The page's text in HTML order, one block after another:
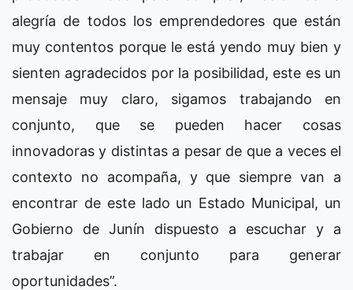
alegría de todos los emprendedores que están
muy contentos porque le está yendo muy bien y
sienten agradecidos por la posibilidad, este es un
mensaje muy claro, sigamos trabajando en
conjunto, que se pueden hacer cosas
innovadoras y distintas a pesar de que a veces el
contexto no acompaña, y que siempre van a
encontrar de este lado un Estado Municipal, un
Gobierno de Junín dispuesto a escuchar y a
trabajar en conjunto para generar
oportunidades”.